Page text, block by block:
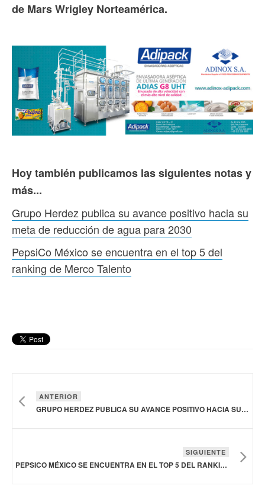
de Mars Wrigley Norteamérica.
Hoy también publicamos las siguientes notas y
más...
Grupo Herdez publica su avance positivo hacia su
meta de reducción de agua para 2030
PepsiCo México se encuentra en el top 5 del
ranking de Merco Talento
ANTERIOR
GRUPO HERDEZ PUBLICA SU AVANCE POSITIVO HACIA SU META DE REDUCCIÓN DE AGUA PARA 2030
SIGUIENTE
PEPSICO MÉXICO SE ENCUENTRA EN EL TOP 5 DEL RANKING DE MERCO TALENTO